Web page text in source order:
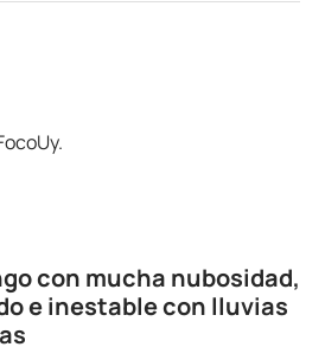
con mucha nubosidad,
e inestable con lluvias